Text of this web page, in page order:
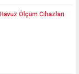
Havuz Ölçüm Cihazları